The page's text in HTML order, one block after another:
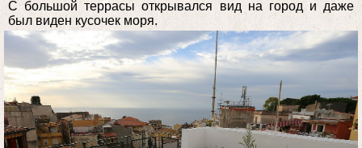
С большой террасы открывался вид на город и даже
был виден кусочек моря.